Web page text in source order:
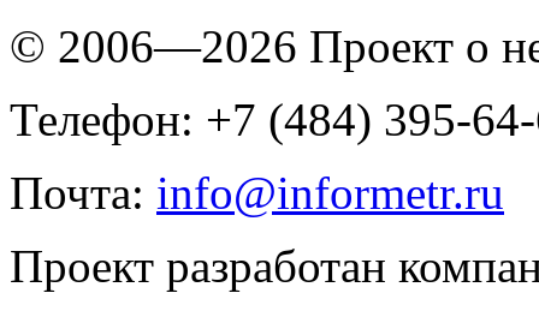
© 2006—2026 Проект о
Телефон: +7 (484) 395-
Почта: info@informetr.ru
Проект разработан